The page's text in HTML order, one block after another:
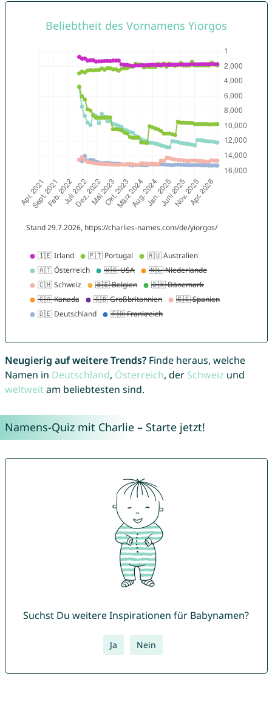
Neugierig auf weitere Trends?Finde heraus, welche
Namen in Deutschland, Österreich, der Schweiz und
weltweitam beliebtesten sind.
Namens-Quiz mit Charlie – Starte jetzt!
Suchst Du weitere Inspirationen für Babynamen?
Ja Nein